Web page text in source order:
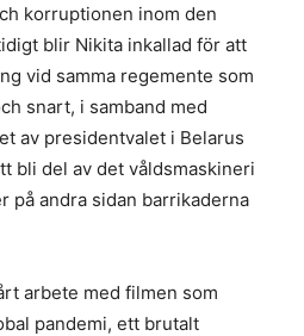
korruptionen inom den
blir Nikita inkallad för att
vid samma regemente som
snart, i samband med
av presidentvalet i Belarus
bli del av det våldsmaskineri
på andra sidan barrikaderna
arbete med filmen som
pandemi, ett brutalt